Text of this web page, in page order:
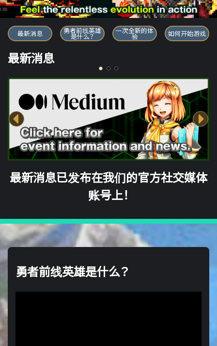
勇者前线英雄
最新消息 勇者前线英雄
是什么？
一次全新的体
验 如何开始游戏
最新消息
最新消息已发布在我们的官方社交媒体
账号上！
勇者前线英雄是什么？